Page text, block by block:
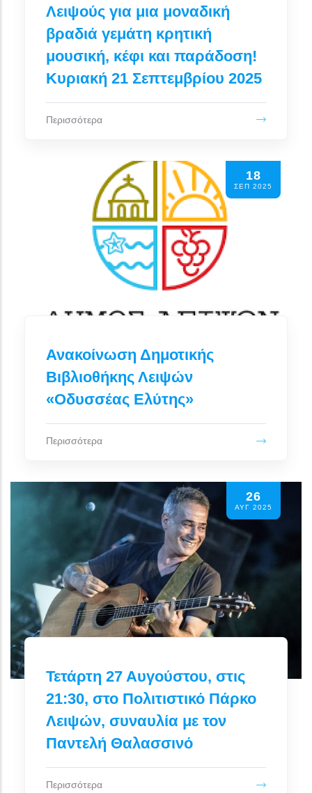
Λειψούς για μια μοναδική
βραδιά γεμάτη κρητική
μουσική, κέφι και παράδοση!
Κυριακή 21 Σεπτεμβρίου 2025
Περισσότερα
18
ΣΕΠ 2025
Ανακοίνωση Δημοτικής
Βιβλιοθήκης Λειψών
«Οδυσσέας Ελύτης»
Περισσότερα
26
ΑΥΓ 2025
Τετάρτη 27 Αυγούστου, στις
21:30, στο Πολιτιστικό Πάρκο
Λειψών, συναυλία με τον
Παντελή Θαλασσινό
Περισσότερα